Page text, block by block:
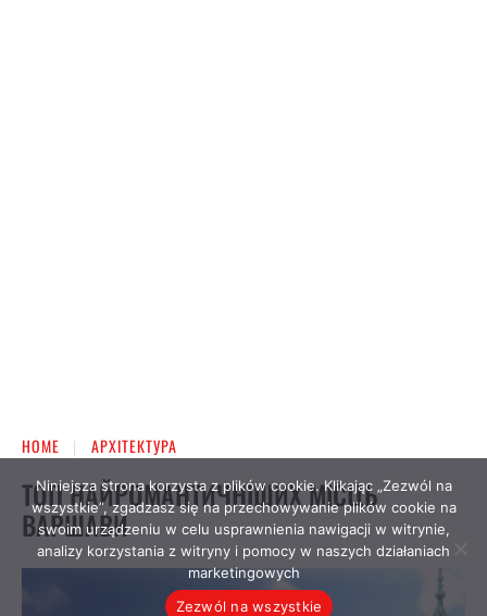
Niniejsza strona korzysta z plików cookie. Klikając „Zezwól na
wszystkie”, zgadzasz się na przechowywanie plików cookie na
swoim urządzeniu w celu usprawnienia nawigacji w witrynie,
analizy korzystania z witryny i pomocy w naszych działaniach
marketingowych
Zezwól na wszystkie